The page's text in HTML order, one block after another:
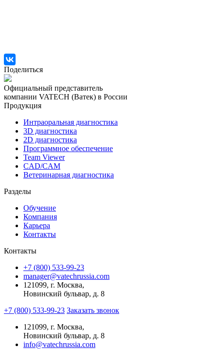
Поделиться
Официальный представитель
компании VATECH (Ватек) в России
Продукция
Интраоральная диагностика
3D диагностика
2D диагностика
Программное обеспечение
Team Viewer
CAD/CAM
Ветеринарная диагностика
Разделы
Обучение
Компания
Карьера
Контакты
Контакты
+7 (800) 533-99-23
manager@vatechrussia.com
121099, г. Москва,
Новинский бульвар, д. 8
+7 (800) 533-99-23 Заказать звонок
121099, г. Москва,
Новинский бульвар, д. 8
info@vatechrussia.com